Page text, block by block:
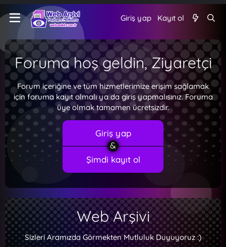
Giriş yap Kayıt ol
Foruma hoş geldin, Ziyaretçi
Forum içeriğine ve tüm hizmetlerimize erişim sağlamak
için foruma kayıt olmalı ya da giriş yapmalısınız. Foruma
üye olmak tamamen ücretsizdir.
Giriş yap
Şimdi kayıt ol
Web Arşivi
Sizleri Aramızda Görmekten Mutluluk Duyuyoruz :)